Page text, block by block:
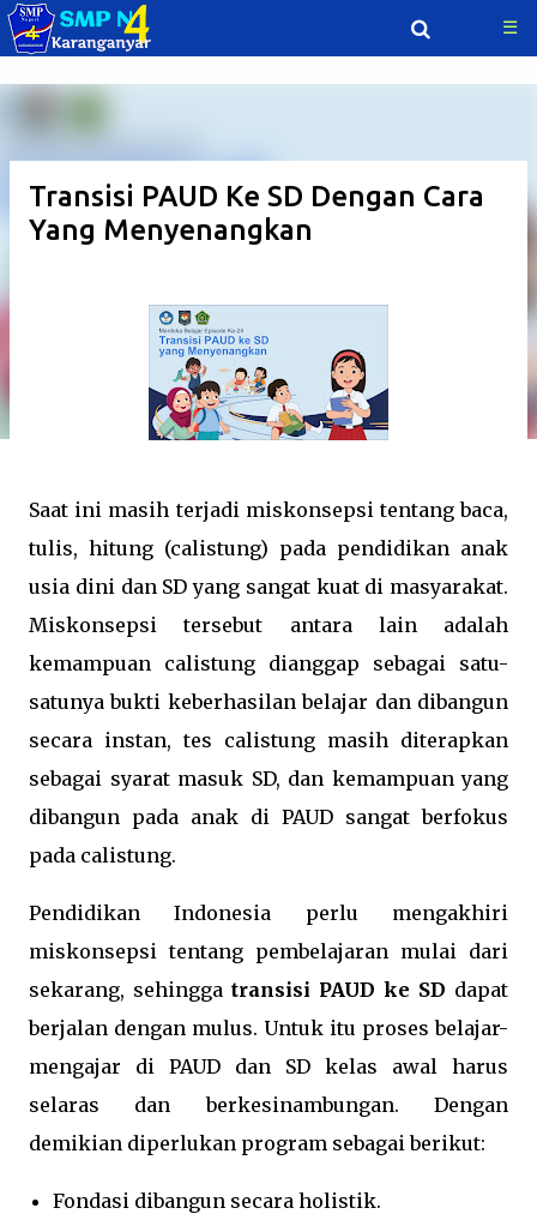
☰
Transisi PAUD Ke SD Dengan Cara
Yang Menyenangkan
Saat ini masih terjadi miskonsepsi tentang baca,
tulis, hitung (calistung) pada pendidikan anak
usia dini dan SD yang sangat kuat di masyarakat.
Miskonsepsi tersebut antara lain adalah
kemampuan calistung dianggap sebagai satu-
satunya bukti keberhasilan belajar dan dibangun
secara instan, tes calistung masih diterapkan
sebagai syarat masuk SD, dan kemampuan yang
dibangun pada anak di PAUD sangat berfokus
pada calistung.
Pendidikan Indonesia perlu mengakhiri
miskonsepsi tentang pembelajaran mulai dari
sekarang, sehingga transisi PAUD ke SD dapat
berjalan dengan mulus. Untuk itu proses belajar-
mengajar di PAUD dan SD kelas awal harus
selaras dan berkesinambungan. Dengan
demikian diperlukan program sebagai berikut:
Fondasi dibangun secara holistik.